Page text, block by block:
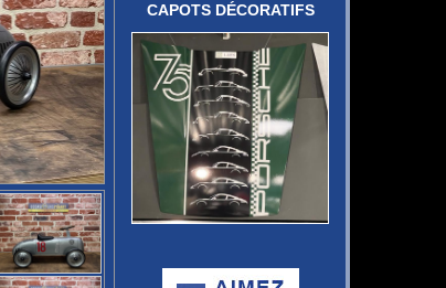
CAPOTS DÉCORATIFS